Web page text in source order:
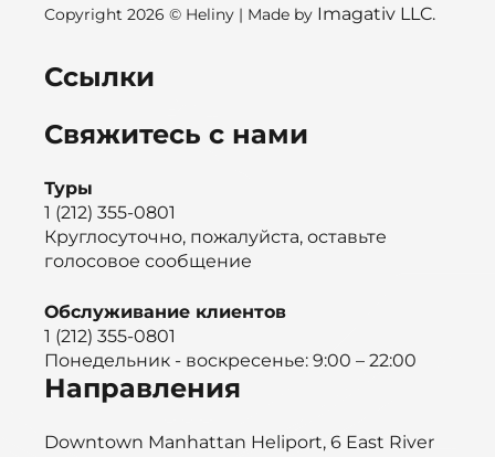
Copyright 2026 © Heliny | Made by Imagativ LLC.
Ссылки
Свяжитесь с нами
Туры
1 (212) 355-0801
Круглосуточно, пожалуйста, оставьте
голосовое сообщение
Обслуживание клиентов
1 (212) 355-0801
Понедельник - воскресенье: 9:00 – 22:00
Направления
Downtown Manhattan Heliport, 6 East River